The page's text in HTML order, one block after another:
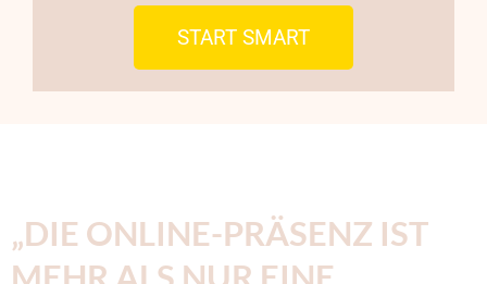
START SMART
„DIE ONLINE-PRÄSENZ IST